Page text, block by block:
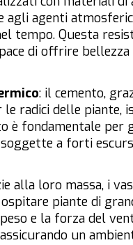
agli agenti
tempo. Questa
di offrire
: il cemento,
radici delle piante,
è fondamentale
a forti
alla loro massa, i
piante di
e la forza del
un